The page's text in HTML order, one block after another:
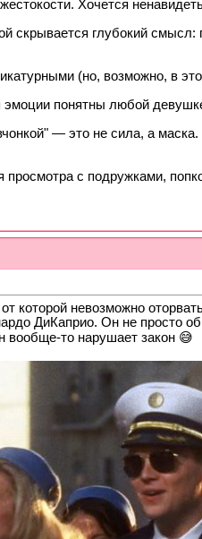
Хочется
скрывается глубокий
(но, возможно, в
эмоции понятны любой
— это не сила, а
с подружками,
которой невозможно
ДиКаприо. Он не просто
вообще-то нарушает закон 😅